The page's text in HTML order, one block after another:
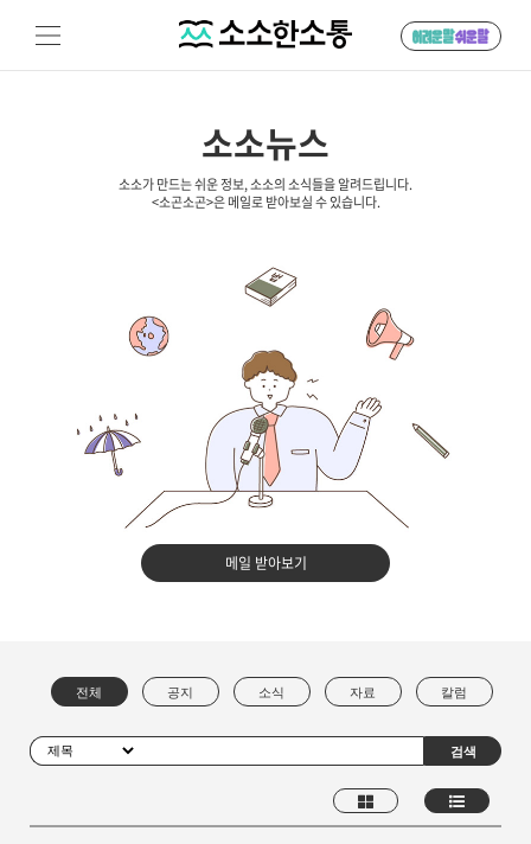
소소뉴스
소소가 만드는 쉬운 정보, 소소의 소식들을 알려드립니다.
<소곤소곤>은 메일로 받아보실 수 있습니다.
메일 받아보기